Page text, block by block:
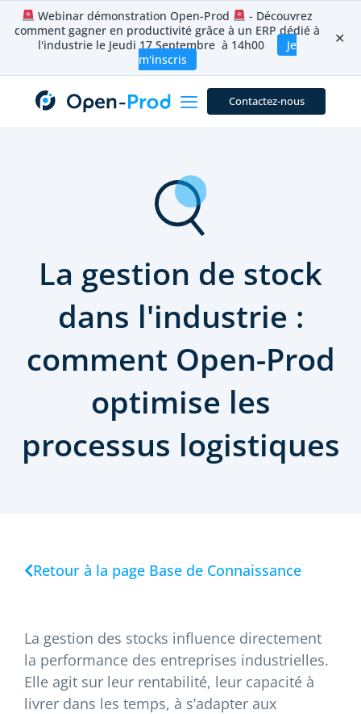
Webinar démonstration Open-Prod
- Découvrez
comment gagner en productivité grâce à un ERP dédié à
l'industrie le Jeudi 17 Septembre à 14h00
Je
m'inscris
✕
Aller
contenu
Contactez-nous
La gestion de stock
dans l'industrie :
comment Open-Prod
optimise les
processus logistiques
Retour à la page Base de Connaissance
La gestion des stocks influence directement
la performance des entreprises industrielles.
Elle agit sur leur rentabilité, leur capacité à
livrer dans les temps, à s’adapter aux